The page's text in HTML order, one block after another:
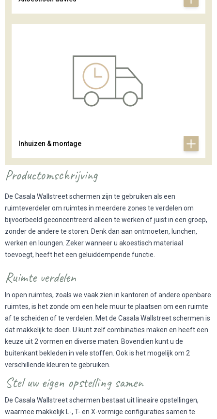
Inhuizen & montage
Productomschrijving
De Casala Wallstreet schermen zijn te gebruiken als een
ruimteverdeler om ruimtes in meerdere zones te verdelen om
bijvoorbeeld geconcentreerd alleen te werken of juist in een groep,
zonder de andere te storen. Denk dan aan ontmoeten, lunchen,
werken en loungen. Zeker wanneer u akoestisch materiaal
toevoegt, heeft het een geluiddempende functie.
Ruimte verdelen
In open ruimtes, zoals we vaak zien in kantoren of andere openbare
ruimtes, is het zonde om een hele muur te plaatsen om een ruimte
af te scheiden of te verdelen. Met de Casala Wallstreet schermen is
dat makkelijk te doen. U kunt zelf combinaties maken en heeft een
keuze uit 2 vormen en diverse maten. Bovendien kunt u de
buitenkant bekleden in vele stoffen. Ook is het mogelijk om 2
verschillende kleuren te gebruiken.
Stel uw eigen opstelling samen
De Casala Wallstreet schermen bestaat uit lineaire opstellingen,
waarmee makkelijk L-, T- en X-vormige configuraties samen te